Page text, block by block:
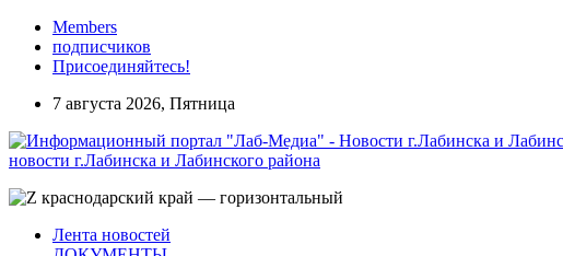
Members
подписчиков
Присоединяйтесь!
7 августа 2026, Пятница
новости г.Лабинска и Лабинского района
Лента новостей